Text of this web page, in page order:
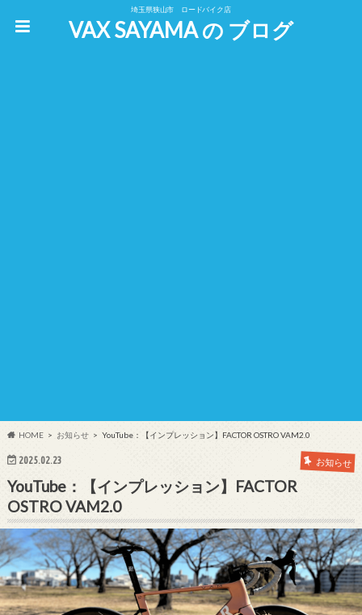
埼玉県狭山市 ロードバイク店
VAX SAYAMA の ブログ
HOME お知らせ YouTube：【インプレッション】FACTOR OSTRO VAM2.0
2025.02.23 お知らせ
YouTube：【インプレッション】FACTOR
OSTRO VAM2.0